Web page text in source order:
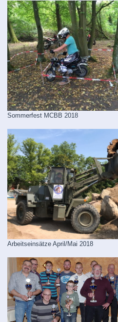
Sommerfest MCBB 2018
Arbeitseinsätze April/Mai 2018